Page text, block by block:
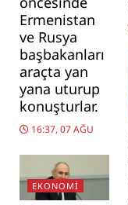
Ermenistan
ve Rusya
başbakanları
araçta yan
yana uturup
konuşturlar.
16:37, 07 AĞU
EKONOMI